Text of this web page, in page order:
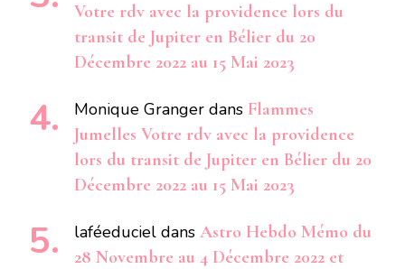
Votre rdv avec la providence lors du
transit de Jupiter en Bélier du 20
Décembre 2022 au 15 Mai 2023
Monique Granger dans Flammes
Jumelles Votre rdv avec la providence
lors du transit de Jupiter en Bélier du 20
Décembre 2022 au 15 Mai 2023
laféeduciel dans Astro Hebdo Mémo du
28 Novembre au 4 Décembre 2022 et